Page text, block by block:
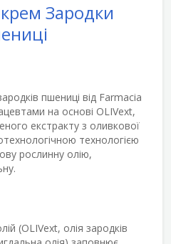
Зародки
пшениці від Farmacia
на основі OLIVext,
екстракту з оливкової
технологією
рослинну олію,
.
(OLIVext, олія зародків